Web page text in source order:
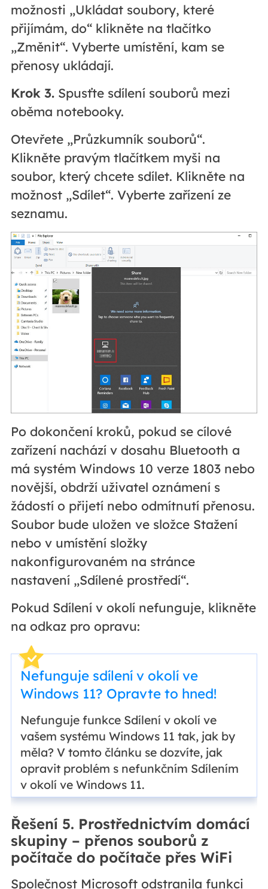
možnosti „Ukládat soubory, které
přijímám, do“ klikněte na tlačítko
„Změnit“. Vyberte umístění, kam se
přenosy ukládají.
Krok 3.Spusťte sdílení souborů mezi
oběma notebooky.
Otevřete „Průzkumník souborů“.
Klikněte pravým tlačítkem myši na
soubor, který chcete sdílet. Klikněte na
možnost „Sdílet“. Vyberte zařízení ze
seznamu.
Po dokončení kroků, pokud se cílové
zařízení nachází v dosahu Bluetooth a
má systém Windows 10 verze 1803 nebo
novější, obdrží uživatel oznámení s
žádostí o přijetí nebo odmítnutí přenosu.
Soubor bude uložen ve složce Stažení
nebo v umístění složky
nakonfigurovaném na stránce
nastavení „Sdílené prostředí“.
Pokud Sdílení v okolí nefunguje, klikněte
na odkaz pro opravu:
Nefunguje sdílení v okolí ve
Windows 11? Opravte to hned!
Nefunguje funkce Sdílení v okolí ve
vašem systému Windows 11 tak, jak by
měla? V tomto článku se dozvíte, jak
opravit problém s nefunkčním Sdílením
v okolí ve Windows 11.
Řešení 5. Prostřednictvím domácí
skupiny – přenos souborů z
počítače do počítače přes WiFi
Společnost Microsoft odstranila funkci